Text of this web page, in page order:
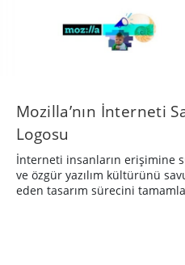
Mozilla’nın İnterneti
Logosu
İnterneti insanların erişimine
ve özgür yazılım kültürünü
eden tasarım sürecini